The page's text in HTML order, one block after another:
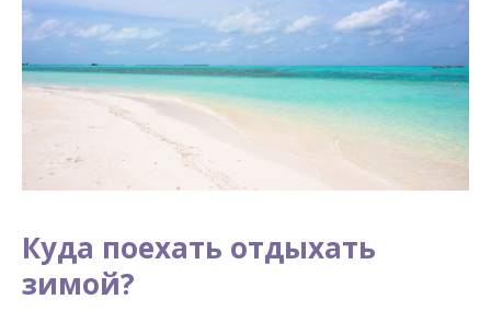
Куда поехать отдыхать
зимой?